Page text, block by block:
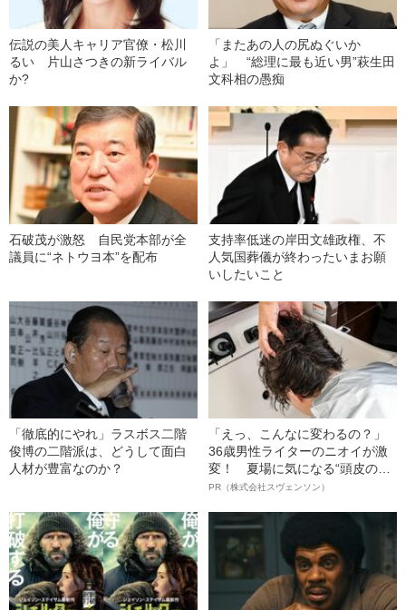
伝説の美人キャリア官僚・松川
るい 片山さつきの新ライバル
か?
「またあの人の尻ぬぐいか
よ」 “総理に最も近い男”萩生田
文科相の愚痴
石破茂が激怒 自民党本部が全
議員に“ネトウヨ本”を配布
支持率低迷の岸田文雄政権、不
人気国葬儀が終わったいまお願
いしたいこと
「徹底的にやれ」ラスボス二階
俊博の二階派は、どうして面白
人材が豊富なのか？
「えっ、こんなに変わるの？」
36歳男性ライターのニオイが激
変！ 夏場に気になる“頭皮のニ
オイ”や“ベタつき”を解消す
ト”が生み出した徹底ケアとは
PR（株式会社スヴェンソン）